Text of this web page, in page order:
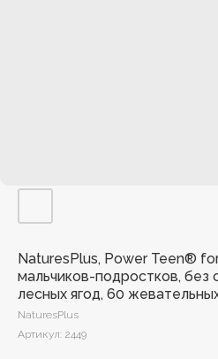
NaturesPlus, Power Teen®
мальчиков-подростков, без
лесных ягод, 60
NaturesPlus
Артикул: 2449